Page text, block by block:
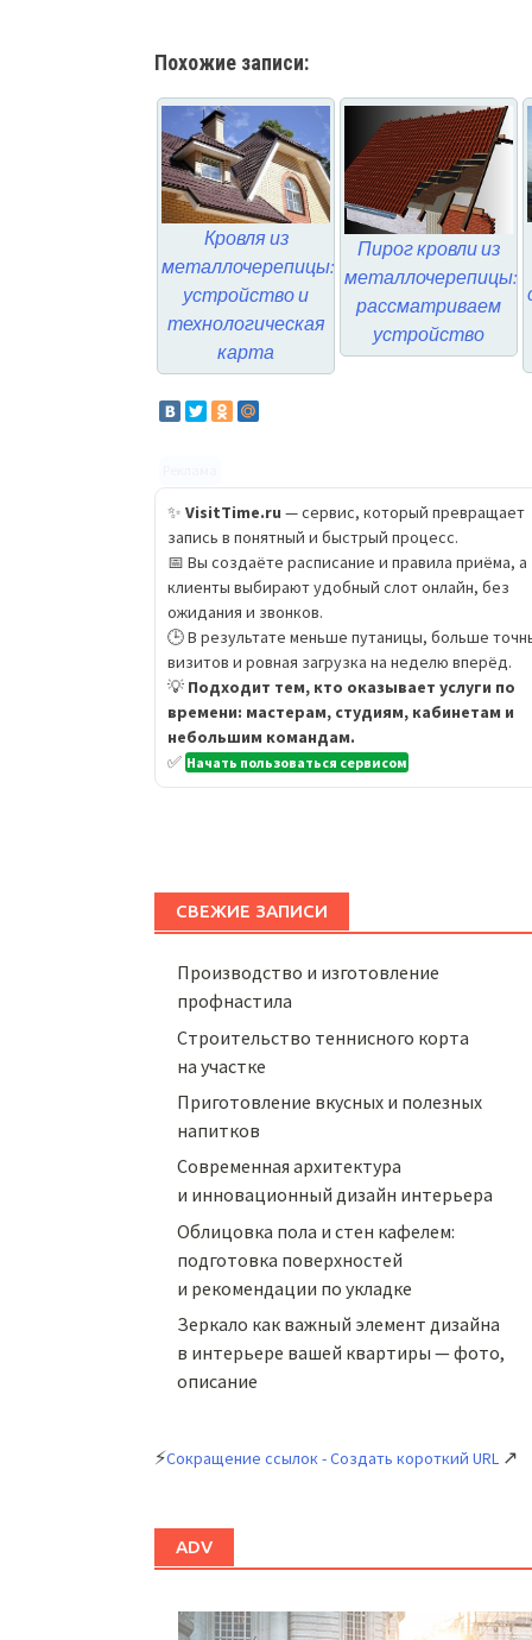
Похожие записи:
Кровля из
металлочерепицы:
устройство и
технологическая
карта
Пирог кровли из
металлочерепицы:
рассматриваем
устройство
✨ VisitTime.ru — сервис, который превращает
запись в понятный и быстрый процесс.
📅 Вы создаёте расписание и правила приёма, а
клиенты выбирают удобный слот онлайн, без
ожидания и звонков.
🕒 В результате меньше путаницы, больше
визитов и ровная загрузка на неделю вперёд.
💡 Подходит тем, кто оказывает услуги по
времени: мастерам, студиям, кабинетам и
небольшим командам.
✅ Начать пользоваться сервисом
СВЕЖИЕ ЗАПИСИ
Производство и изготовление
профнастила
Строительство теннисного корта
на участке
Приготовление вкусных и полезных
напитков
Cовременная архитектура
и инновационный дизайн интерьера
Облицовка пола и стен кафелем:
подготовка поверхностей
и рекомендации по укладке
Зеркало как важный элемент дизайна
в интерьере вашей квартиры — фото,
описание
⚡Сокращение ссылок - Создать короткий URL ↗
ADV